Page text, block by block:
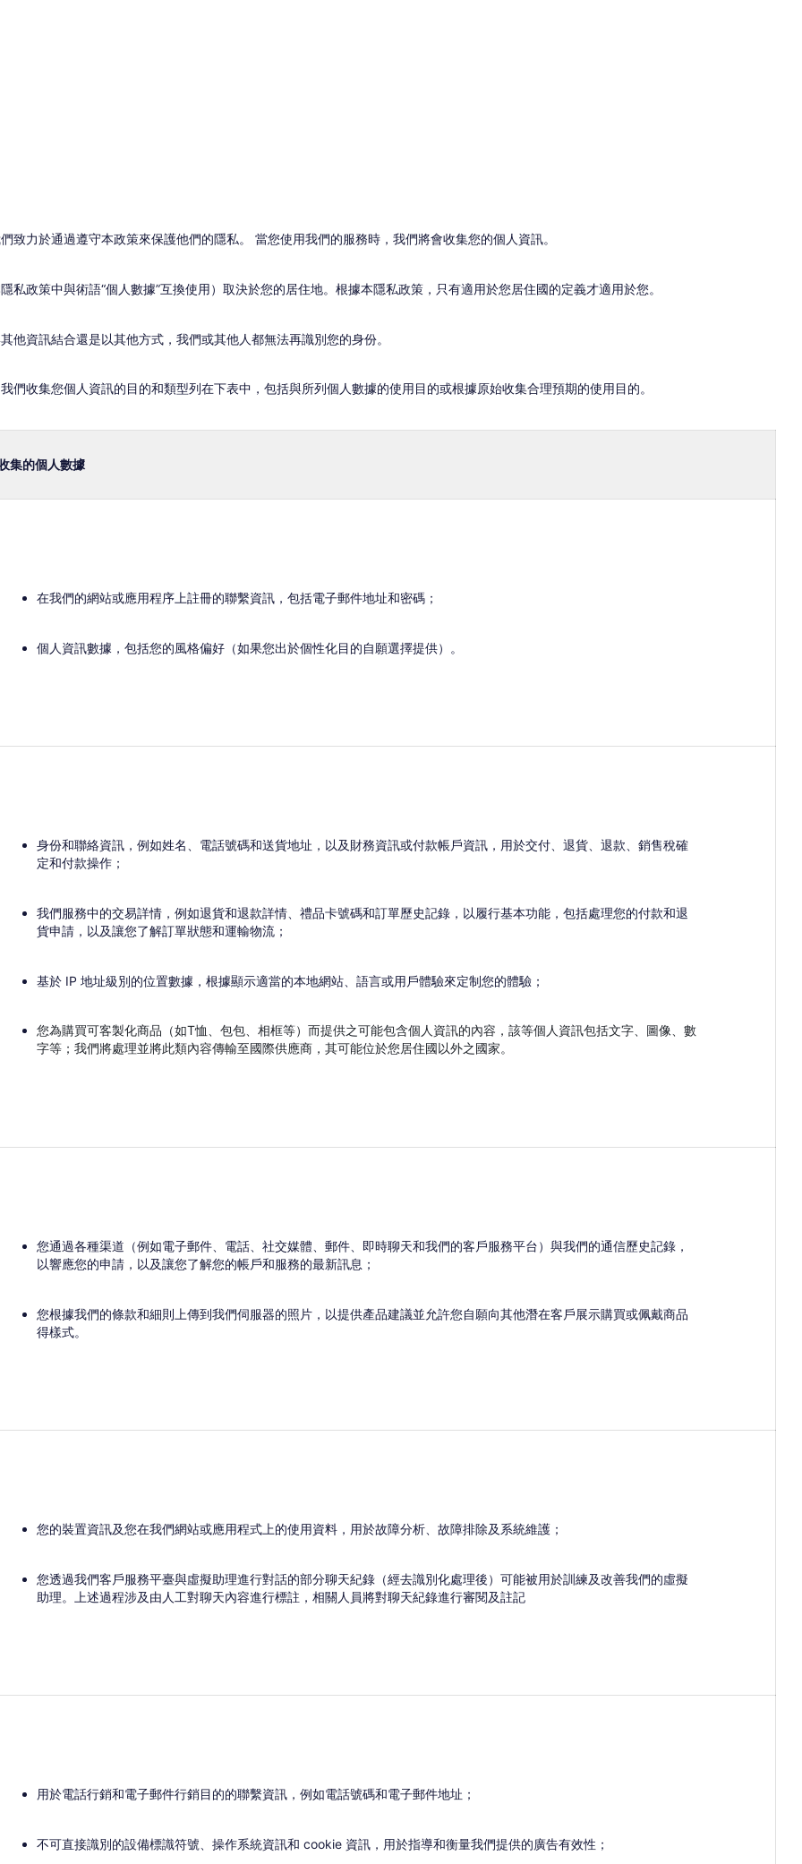
力於通過遵守本政策來保護他們的隱私。 當您使用我們的服務時，我們將會收集您的個人資訊。
政策中與術語“個人數據”互換使用）取決於您的居住地。根據本隱私政策，只有適用於您居住國的定義才適用於您。
資訊結合還是以其他方式，我們或其他人都無法再識別您的身份。
收集您個人資訊的目的和類型列在下表中，包括與所列個人數據的使用目的或根據原始收集合理預期的使用目的。
集的個人數據
在我們的網站或應用程序上註冊的聯繫資訊，包括電子郵件地址和密碼；
個人資訊數據，包括您的風格偏好（如果您出於個性化目的自願選擇提供）。
身份和聯絡資訊，例如姓名、電話號碼和送貨地址，以及財務資訊或付款帳戶資訊，用於交付、退貨、退款、銷售稅確
定和付款操作；
我們服務中的交易詳情，例如退貨和退款詳情、禮品卡號碼和訂單歷史記錄，以履行基本功能，包括處理您的付款和退
貨申請，以及讓您了解訂單狀態和運輸物流；
基於 IP 地址級別的位置數據，根據顯示適當的本地網站、語言或用戶體驗來定制您的體驗；
您為購買可客製化商品（如T恤、包包、相框等）而提供之可能包含個人資訊的內容，該等個人資訊包括文字、圖像、數
字等；我們將處理並將此類內容傳輸至國際供應商，其可能位於您居住國以外之國家。
您通過各種渠道（例如電子郵件、電話、社交媒體、郵件、即時聊天和我們的客戶服務平台）與我們的通信歷史記錄，
以響應您的申請，以及讓您了解您的帳戶和服務的最新訊息；
您根據我們的條款和細則上傳到我們伺服器的照片，以提供產品建議並允許您自願向其他潛在客戶展示購買或佩戴商品
得樣式。
您的裝置資訊及您在我們網站或應用程式上的使用資料，用於故障分析、故障排除及系統維護；
您透過我們客戶服務平臺與虛擬助理進行對話的部分聊天紀錄（經去識別化處理後）可能被用於訓練及改善我們的虛擬
助理。上述過程涉及由人工對聊天內容進行標註，相關人員將對聊天紀錄進行審閱及註記
用於電話行銷和電子郵件行銷目的的聯繫資訊，例如電話號碼和電子郵件地址；
不可直接識別的設備標識符號、操作系統資訊和 cookie 資訊，用於指導和衡量我們提供的廣告有效性；